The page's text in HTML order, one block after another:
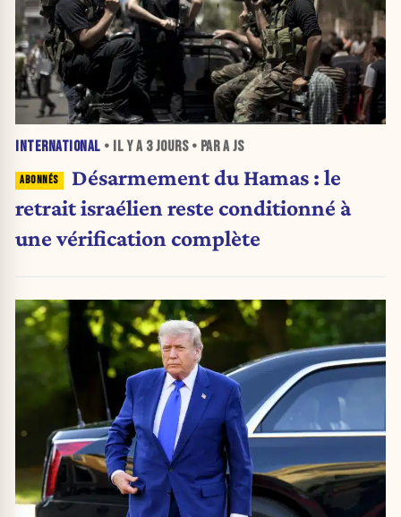
INTERNATIONAL • IL Y A 3 JOURS• PAR A JS
Désarmement du Hamas : le
retrait israélien reste conditionné à
une vérification complète